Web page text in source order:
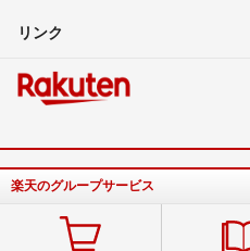
リンク
楽天のグループサービス